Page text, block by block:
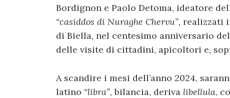
Bordignon e Paolo Detoma, ideatore
“casiddos di Nuraghe Chervu”, realizzati
di Biella, nel centesimo anniversario
delle visite di cittadini, apicoltori e,
A scandire i mesi dell’anno 2024,
latino “libra”, bilancia, deriva libellula,